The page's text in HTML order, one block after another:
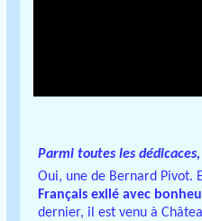
Parmi toutes les
Oui, une de Bernard Pivot.
Français exilé avec
dernier, il est venu à